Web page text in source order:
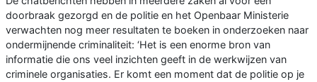
doorbraak gezorgd en de politie en het Openbaar Ministerie
verwachten nog meer resultaten te boeken in onderzoeken naar
ondermijnende criminaliteit: ‘Het is een enorme bron van
informatie die ons veel inzichten geeft in de werkwijzen van
criminele organisaties. Er komt een moment dat de politie op je